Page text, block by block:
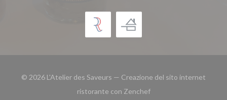
© 2026 L'Atelier des Saveurs — Creazione del sito internet
ristorante con Zenchef((apre una nuova